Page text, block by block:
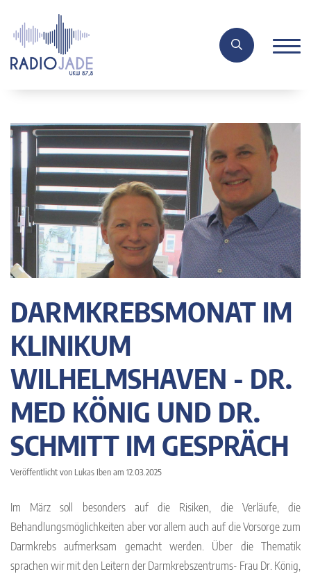
DARMKREBSMONAT IM
KLINIKUM
WILHELMSHAVEN - DR.
MED KÖNIG UND DR.
SCHMITT IM GESPRÄCH
Veröffentlicht von Lukas Iben am 12.03.2025
Im März soll besonders auf die Risiken, die Verläufe, die
Behandlungsmöglichkeiten aber vor allem auch auf die Vorsorge zum
Darmkrebs aufmerksam gemacht werden. Über die Thematik
sprachen wir mit den Leitern der Darmkrebszentrums- Frau Dr. König,